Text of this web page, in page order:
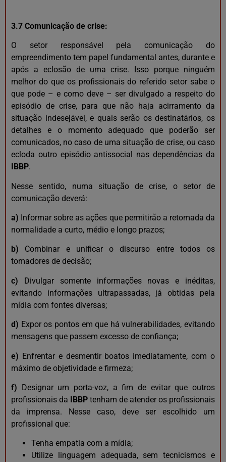
3.7 Comunicação de crise:
O setor responsável pela comunicação do
empreendimento tem papel fundamental antes, durante e
após a eclosão de uma crise. Isso porque ninguém
melhor do que os profissionais do referido setor sabe o
que pode – e como deve – ser divulgado a respeito do
episódio de crise, para que não haja acirramento da
situação indesejável, e quais serão os destinatários, os
detalhes e o momento adequado que poderão ser
comunicados, no caso de uma situação de crise, ou caso
ecloda outro episódio antissocial nas dependências da
IBBP.
Nesse sentido, numa situação de crise, o setor de
comunicação deverá:
a) Informar sobre as ações que permitirão a retomada da
normalidade a curto, médio e longo prazos;
b) Combinar e unificar o discurso entre todos os
tomadores de decisão;
c) Divulgar somente informações novas e inéditas,
evitando informações ultrapassadas, já obtidas pela
mídia com fontes diversas;
d) Expor os pontos em que há vulnerabilidades, evitando
mensagens que passem excesso de confiança;
e) Enfrentar e desmentir boatos imediatamente, com o
máximo de objetividade e firmeza;
f) Designar um porta-voz, a fim de evitar que outros
profissionais da IBBP tenham de atender os profissionais
da imprensa. Nesse caso, deve ser escolhido um
profissional que:
Tenha empatia com a mídia;
Utilize linguagem adequada, sem tecnicismos e